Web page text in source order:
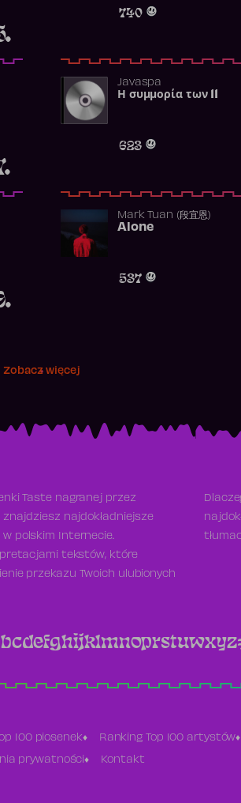
740
Javaspa
Η συμμορία των 11
623
Mark Tuan (段宜恩)
Alone
537
Zobacz więcej
Taste nagranej przez
znajdziesz najdokładniejsze
polskim Internecie.
tekstów, które
przekazu Twoich ulubionych
bcdefghijklmnoprstuwxyz
100 piosenek Ranking Top 100 artystów
prywatności Kontakt